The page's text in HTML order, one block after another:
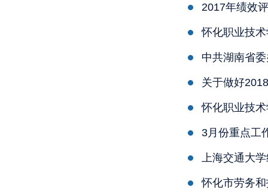
2017年绩效
怀化职业技
关于做好
怀化职业技
3月份重点工
上海交通大
怀化市劳务